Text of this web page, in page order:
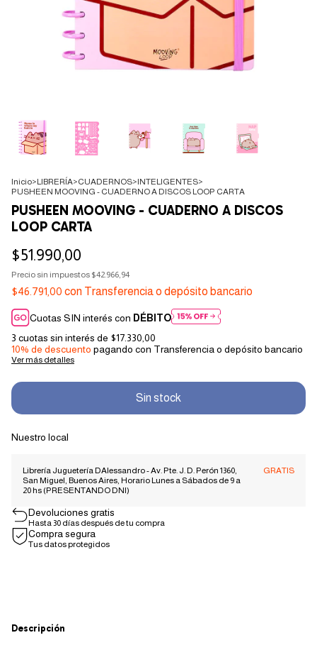
Inicio>LIBRERÍA>CUADERNOS>INTELIGENTES>
PUSHEEN MOOVING - CUADERNO A DISCOS LOOP CARTA
PUSHEEN MOOVING - CUADERNO A DISCOS
LOOP CARTA
$51.990,00
Precio sin impuestos $42.966,94
$46.791,00 con Transferencia o depósito bancario
Cuotas SIN interés con DÉBITO
3 cuotas sin interés de $17.330,00
10% de descuento pagando con Transferencia o depósito bancario
Ver más detalles
Nuestro local
Librería Juguetería DAlessandro - Av. Pte. J. D. Perón 1360,
San Miguel, Buenos Aires, Horario Lunes a Sábados de 9 a
20 hs (PRESENTANDO DNI)
GRATIS
Devoluciones gratis
Hasta 30 días después de tu compra
Compra segura
Tus datos protegidos
Descripción